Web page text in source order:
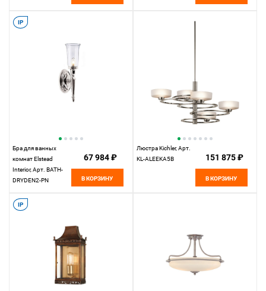
IP
Бра для ванных
комнат Elstead
Interior, Арт. BATH-
DRYDEN2-PN
67 984 ₽
В КОРЗИНУ
Люстра Kichler, Арт.
KL-ALEEKA5B
151 875 ₽
В КОРЗИНУ
IP